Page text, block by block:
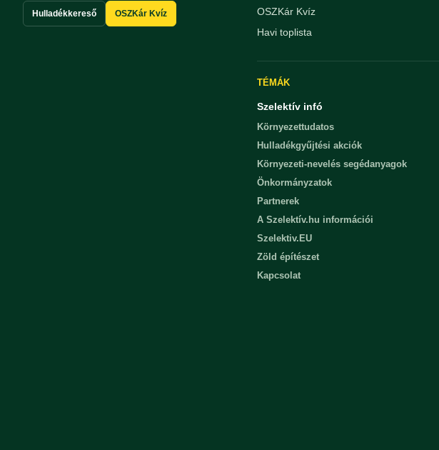
Hulladékkereső OSZKár Kvíz
OSZKár Kvíz
Havi toplista
TÉMÁK
Szelektív infó
Környezettudatos
Hulladékgyűjtési akciók
Környezeti-nevelés segédanyagok
Önkormányzatok
Partnerek
A Szelektív.hu információi
Szelektiv.EU
Zöld építészet
Kapcsolat